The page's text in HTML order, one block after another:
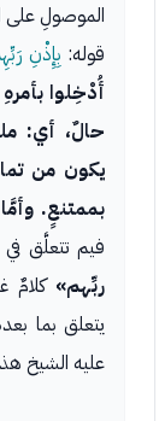
الموصولِ على
قوله: بِإِذْنِ
أُدْخِلوا
حالٌ، أي:
يكون من
بممتنعٍ.
فيم تتعلَّق في
ربِّهم» كلامٌ
يتعلق بما
عليه الشيخ